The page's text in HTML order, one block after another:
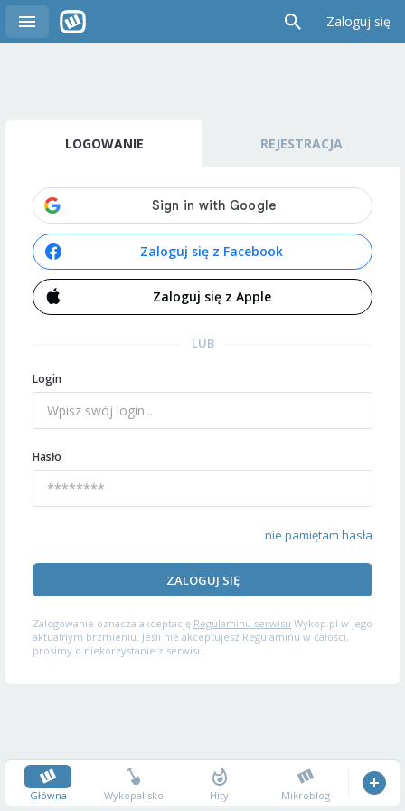
Zaloguj się
LOGOWANIE REJESTRACJA
Zaloguj się z Facebook
Zaloguj się z Apple
LUB
Login
Hasło
nie pamiętam hasła
ZALOGUJ SIĘ
Zalogowanie oznacza akceptację Regulaminu serwisu Wykop.pl w jego
aktualnym brzmieniu. Jeśli nie akceptujesz Regulaminu w całości,
prosimy o niekorzystanie z serwisu.
Główna Wykopalisko Hity Mikroblog